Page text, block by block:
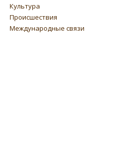
Культура
Происшествия
Международные связи